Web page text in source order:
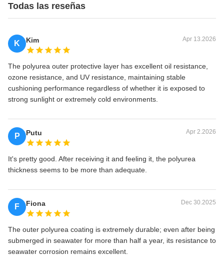
Todas las reseñas
K Kim Apr 13.2026
The polyurea outer protective layer has excellent oil resistance,
ozone resistance, and UV resistance, maintaining stable
cushioning performance regardless of whether it is exposed to
strong sunlight or extremely cold environments.
P Putu Apr 2.2026
It's pretty good. After receiving it and feeling it, the polyurea
thickness seems to be more than adequate.
F Fiona Dec 30.2025
The outer polyurea coating is extremely durable; even after being
submerged in seawater for more than half a year, its resistance to
seawater corrosion remains excellent.